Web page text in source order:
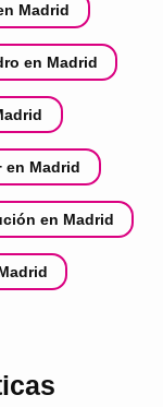
Madrid
en Madrid
en Madrid
en Madrid